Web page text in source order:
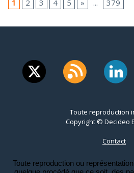
1
2 3 4 5 » ... 379
Toute reproduction
Copyright © Decideo
Contact
Toute reproduction ou